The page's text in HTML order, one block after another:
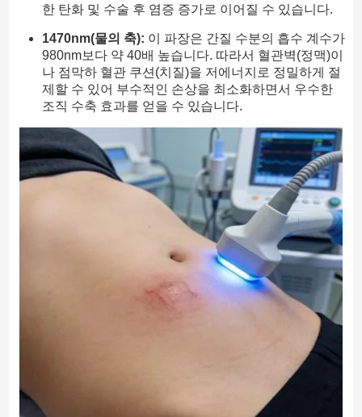
한 탄화 및 수술 후 염증 증가로 이어질 수 있습니다.
1470nm(물의 축): 이 파장은 간질 수분의 흡수 계수가
980nm보다 약 40배 높습니다. 따라서 혈관벽(정맥)이
나 점막하 혈관 쿠션(치질)을 저에너지로 정밀하게 절
제할 수 있어 부수적인 손상을 최소화하면서 우수한
조직 수축 효과를 얻을 수 있습니다.